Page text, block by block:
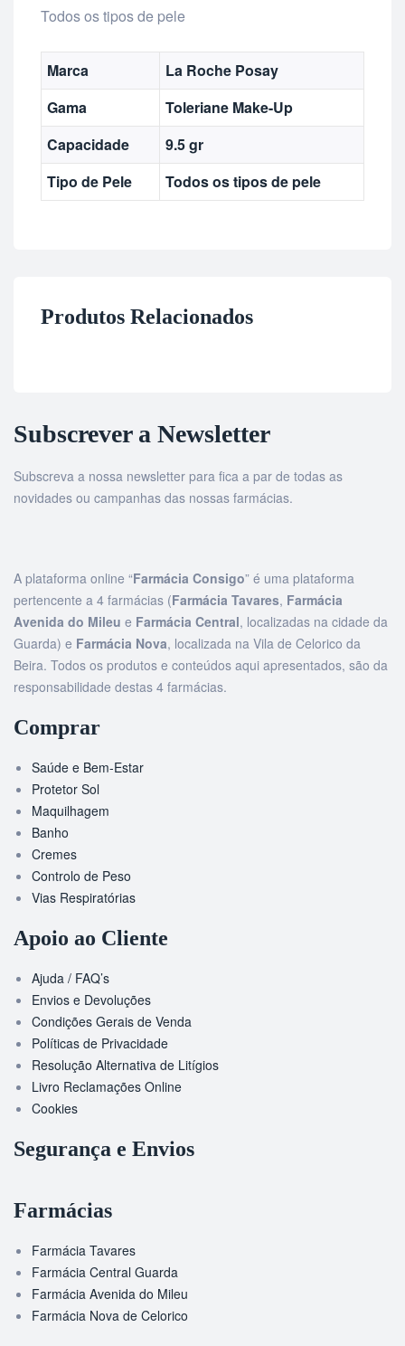
Todos os tipos de pele
Marca
La Roche Posay
Gama
Toleriane Make-Up
Capacidade
9.5 gr
Tipo de Pele
Todos os tipos de pele
Produtos Relacionados
Subscrever a Newsletter
Subscreva a nossa newsletter para fica a par de todas as
novidades ou campanhas das nossas farmácias.
A plataforma online “Farmácia Consigo” é uma plataforma
pertencente a 4 farmácias (Farmácia Tavares, Farmácia
Avenida do Mileu e Farmácia Central, localizadas na cidade da
Guarda) e Farmácia Nova, localizada na Vila de Celorico da
Beira. Todos os produtos e conteúdos aqui apresentados, são da
responsabilidade destas 4 farmácias.
Comprar
Saúde e Bem-Estar
Protetor Sol
Maquilhagem
Banho
Cremes
Controlo de Peso
Vias Respiratórias
Apoio ao Cliente
Ajuda / FAQ’s
Envios e Devoluções
Condições Gerais de Venda
Políticas de Privacidade
Resolução Alternativa de Litígios
Livro Reclamações Online
Cookies
Segurança e Envios
Farmácias
Farmácia Tavares
Farmácia Central Guarda
Farmácia Avenida do Mileu
Farmácia Nova de Celorico